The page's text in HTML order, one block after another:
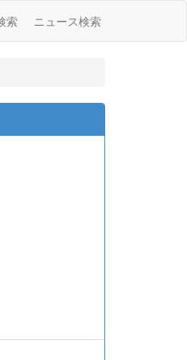
索 ニュース検索